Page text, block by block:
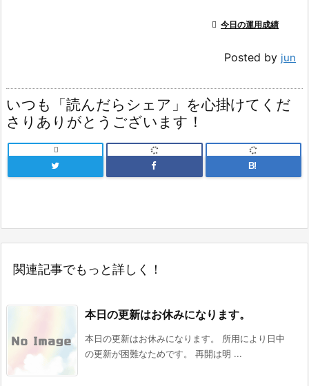
 今日の運用成績
Posted by jun
いつも「読んだらシェア」を心掛けてくだ
さりありがとうございます！

B!
関連記事でもっと詳しく！
本日の更新はお休みになります。
本日の更新はお休みになります。 所用により日中
の更新が困難なためです。 再開は明 ...